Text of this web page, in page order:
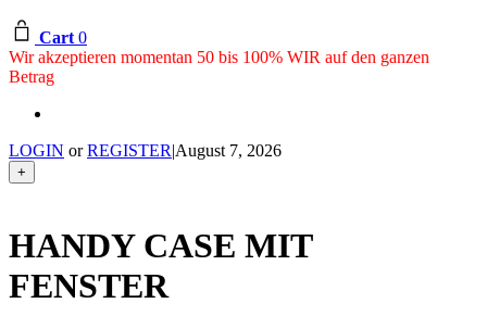
Cart 0
Wir akzeptieren momentan 50 bis 100% WIR auf den ganzen
Betrag
LOGIN orREGISTER|August 7, 2026
+
HANDY CASE MIT
FENSTER